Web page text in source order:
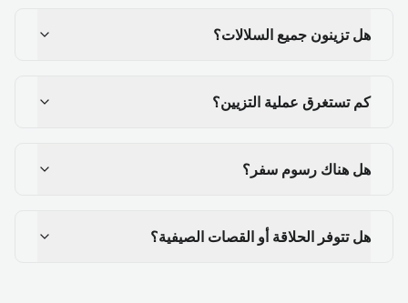
هل تزينون جميع السلالات؟
كم تستغرق عملية التزيين؟
هل هناك رسوم سفر؟
هل تتوفر الحلاقة أو القصات الصيفية؟